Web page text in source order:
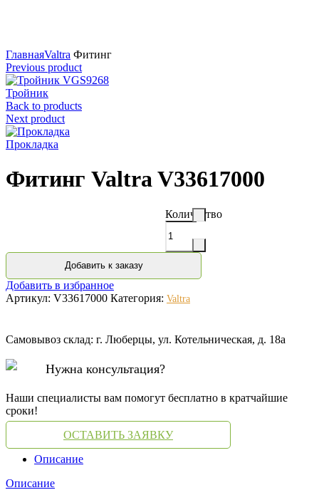
ГлавнаяValtra Фитинг
Previous product
Тройник
Back to products
Next product
Прокладка
Фитинг Valtra V33617000
Количество
Добавить к заказу
Добавить в избранное
Артикул: V33617000 Категория: Valtra
Самовывоз склад: г. Люберцы, ул. Котельническая, д. 18а
Нужна консультация?
Наши специалисты вам помогут бесплатно в кратчайшие
сроки!
ОСТАВИТЬ ЗАЯВКУ
Описание
Описание